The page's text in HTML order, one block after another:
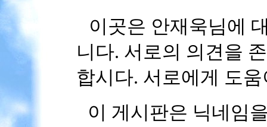
이곳은 안재욱님에
니다. 서로의 의견을
합시다. 서로에게 도
이 게시판은 닉네임